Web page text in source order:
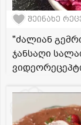
შეინახე
"ძალიან
ჯანსაღი